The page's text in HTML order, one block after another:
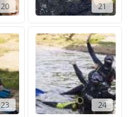
20 21
23 24